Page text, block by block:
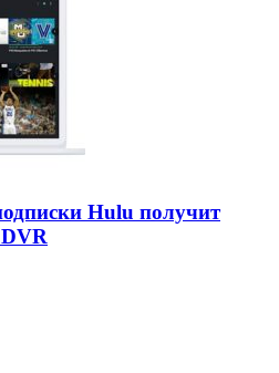
Hulu получит